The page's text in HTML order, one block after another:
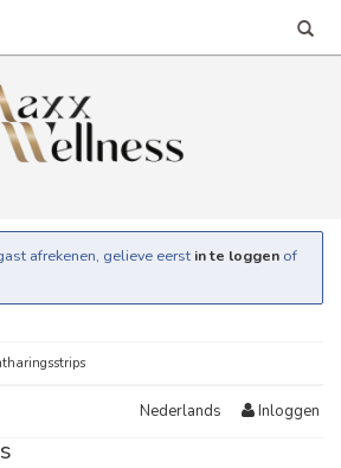
afrekenen, gelieve eerst in te loggen of
Nederlands Inloggen